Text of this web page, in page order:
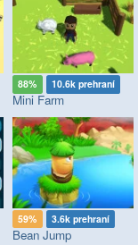
88% 10.6k prehraní
Mini Farm
59% 3.6k prehraní
Bean Jump